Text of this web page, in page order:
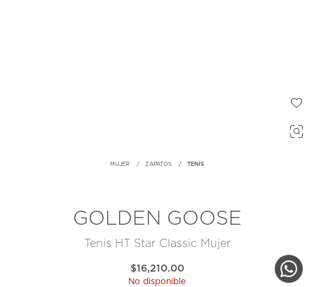
MUJER ZAPATOS TENIS
GOLDEN GOOSE
Tenis HT Star Classic Mujer
$16,210.00
No disponible